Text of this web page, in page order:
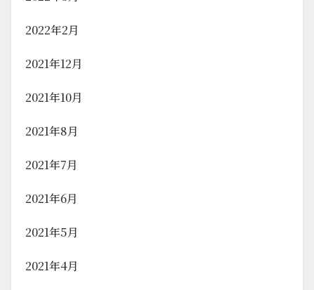
2022年2月
2021年12月
2021年10月
2021年8月
2021年7月
2021年6月
2021年5月
2021年4月